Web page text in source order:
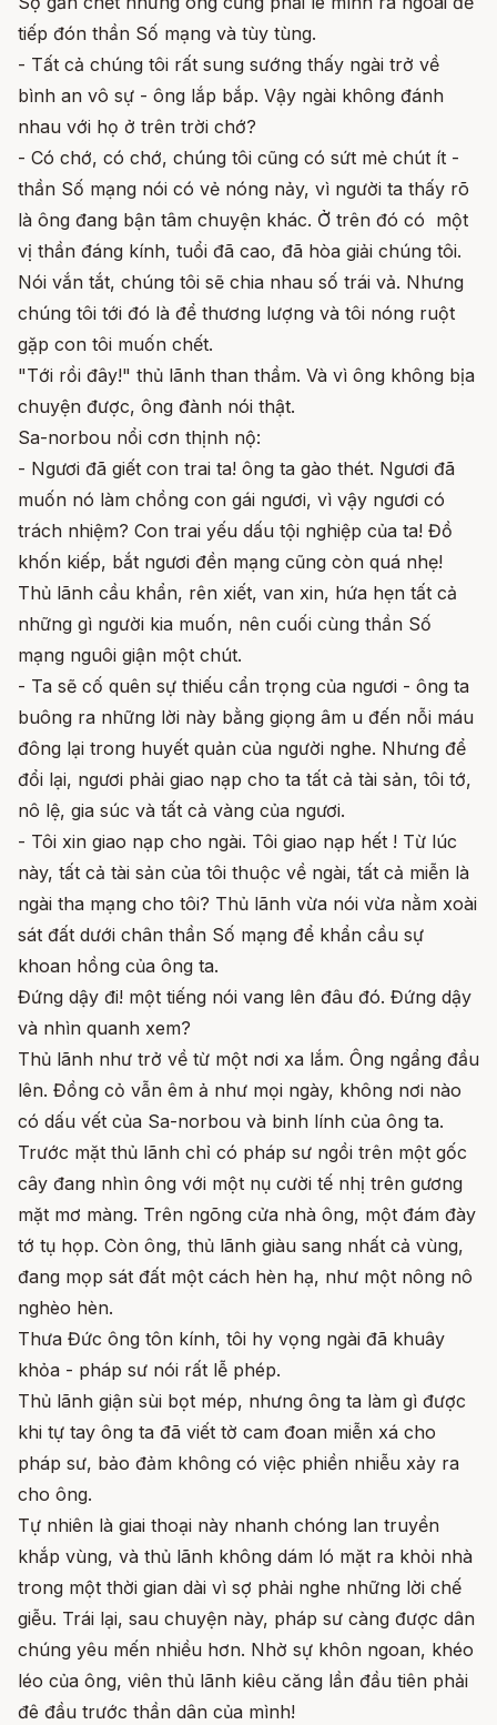
tiếp đón thần Số mạng và tùy tùng.
- Tất cả chúng tôi rất sung sướng thấy ngài trở về
bình an vô sự - ông lắp bắp. Vậy ngài không đánh
nhau với họ ở trên trời chớ?
- Có chớ, có chớ, chúng tôi cũng có sứt mẻ chút ít -
thần Số mạng nói có vẻ nóng nảy, vì người ta thấy rõ
là ông đang bận tâm chuyện khác. Ở trên đó có một
vị thần đáng kính, tuổi đã cao, đã hòa giải chúng tôi.
Nói vắn tắt, chúng tôi sẽ chia nhau số trái vả. Nhưng
chúng tôi tới đó là để thương lượng và tôi nóng ruột
gặp con tôi muốn chết.
"Tới rồi đây!" thủ lãnh than thầm. Và vì ông không bịa
chuyện được, ông đành nói thật.
Sa-norbou nổi cơn thịnh nộ:
- Ngươi đã giết con trai ta! ông ta gào thét. Ngươi đã
muốn nó làm chồng con gái ngươi, vì vậy ngươi có
trách nhiệm? Con trai yếu dấu tội nghiệp của ta! Đồ
khốn kiếp, bắt ngươi đền mạng cũng còn quá nhẹ!
Thủ lãnh cầu khẩn, rên xiết, van xin, hứa hẹn tất cả
những gì người kia muốn, nên cuối cùng thần Số
mạng nguôi giận một chút.
- Ta sẽ cố quên sự thiếu cẩn trọng của ngươi - ông ta
buông ra những lời này bằng giọng âm u đến nỗi máu
đông lại trong huyết quản của người nghe. Nhưng để
đổi lại, ngươi phải giao nạp cho ta tất cả tài sản, tôi tớ,
nô lệ, gia súc và tất cả vàng của ngươi.
- Tôi xin giao nạp cho ngài. Tôi giao nạp hết ! Từ lúc
này, tất cả tài sản của tôi thuộc về ngài, tất cả miễn là
ngài tha mạng cho tôi? Thủ lãnh vừa nói vừa nằm xoài
sát đất dưới chân thần Số mạng để khẩn cầu sự
khoan hồng của ông ta.
Đứng dậy đi! một tiếng nói vang lên đâu đó. Đứng dậy
và nhìn quanh xem?
Thủ lãnh như trở về từ một nơi xa lắm. Ông ngẩng đầu
lên. Đồng cỏ vẫn êm ả như mọi ngày, không nơi nào
có dấu vết của Sa-norbou và binh lính của ông ta.
Trước mặt thủ lãnh chỉ có pháp sư ngồi trên một gốc
cây đang nhìn ông với một nụ cười tế nhị trên gương
mặt mơ màng. Trên ngõng cửa nhà ông, một đám đày
tớ tụ họp. Còn ông, thủ lãnh giàu sang nhất cả vùng,
đang mọp sát đất một cách hèn hạ, như một nông nô
nghèo hèn.
Thưa Đức ông tôn kính, tôi hy vọng ngài đã khuây
khỏa - pháp sư nói rất lễ phép.
Thủ lãnh giận sùi bọt mép, nhưng ông ta làm gì được
khi tự tay ông ta đã viết tờ cam đoan miễn xá cho
pháp sư, bảo đảm không có việc phiền nhiễu xảy ra
cho ông.
Tự nhiên là giai thoại này nhanh chóng lan truyền
khắp vùng, và thủ lãnh không dám ló mặt ra khỏi nhà
trong một thời gian dài vì sợ phải nghe những lời chế
giễu. Trái lại, sau chuyện này, pháp sư càng được dân
chúng yêu mến nhiều hơn. Nhờ sự khôn ngoan, khéo
léo của ông, viên thủ lãnh kiêu căng lần đầu tiên phải
đê đầu trước thần dân của mình!